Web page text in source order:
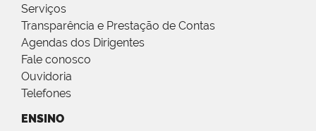
Serviços
Transparência e Prestação de Contas
Agendas dos Dirigentes
Fale conosco
Ouvidoria
Telefones
ENSINO